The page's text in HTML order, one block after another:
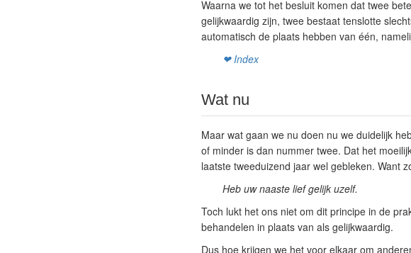
Waarna we tot het besluit komen dat twee
gelijkwaardig zijn, twee bestaat tenslotte
automatisch de plaats hebben van één,
❤ Index
Wat nu
Maar wat gaan we nu doen nu we duidelijk
of minder is dan nummer twee. Dat het
laatste tweeduizend jaar wel gebleken. Want
Heb uw naaste lief gelijk uzelf.
Toch lukt het ons niet om dit principe in de
behandelen in plaats van als gelijkwaardig.
Dus hoe krijgen we het voor elkaar om